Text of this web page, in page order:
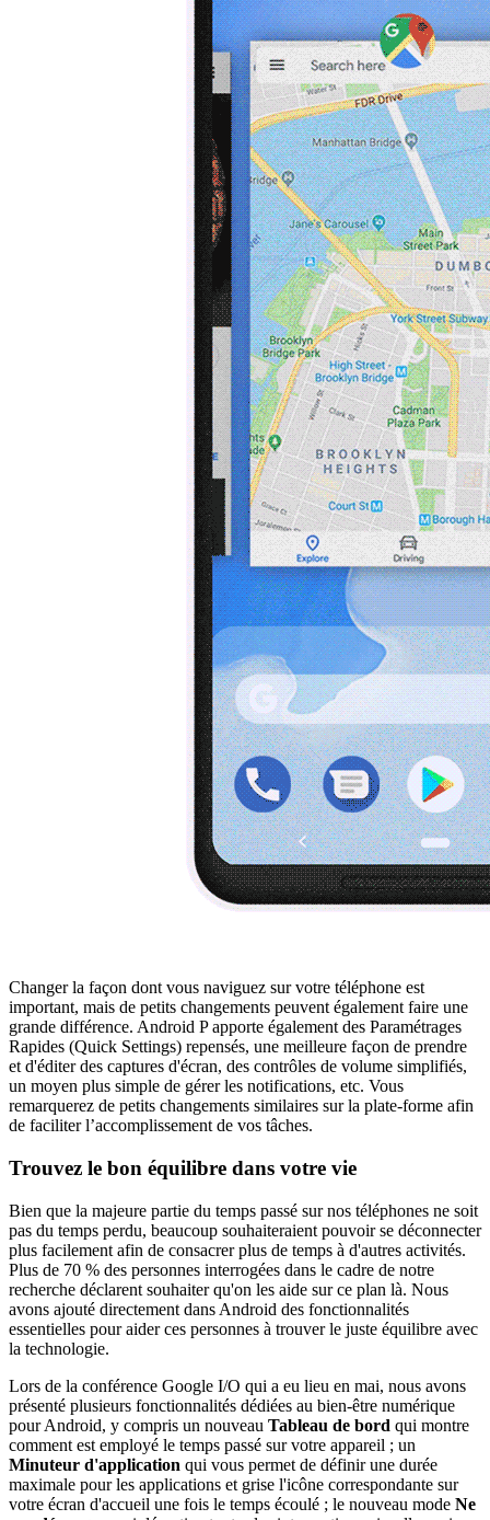
Changer la façon dont vous naviguez sur votre téléphone est
important, mais de petits changements peuvent également faire une
grande différence. Android P apporte également des Paramétrages
Rapides (Quick Settings) repensés, une meilleure façon de prendre
et d'éditer des captures d'écran, des contrôles de volume simplifiés,
un moyen plus simple de gérer les notifications, etc. Vous
remarquerez de petits changements similaires sur la plate-forme afin
de faciliter l’accomplissement de vos tâches.
Trouvez le bon équilibre dans votre vie
Bien que la majeure partie du temps passé sur nos téléphones ne soit
pas du temps perdu, beaucoup souhaiteraient pouvoir se déconnecter
plus facilement afin de consacrer plus de temps à d'autres activités.
Plus de 70 % des personnes interrogées dans le cadre de notre
recherche déclarent souhaiter qu'on les aide sur ce plan là. Nous
avons ajouté directement dans Android des fonctionnalités
essentielles pour aider ces personnes à trouver le juste équilibre avec
la technologie.
Lors de la conférence Google I/O qui a eu lieu en mai, nous avons
présenté plusieurs fonctionnalités dédiées au bien-être numérique
pour Android, y compris un nouveau Tableau de bord qui montre
comment est employé le temps passé sur votre appareil ; un
Minuteur d'application qui vous permet de définir une durée
maximale pour les applications et grise l'icône correspondante sur
votre écran d'accueil une fois le temps écoulé ; le nouveau mode Ne